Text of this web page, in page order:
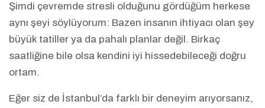
Şimdi çevremde stresli olduğunu gördüğüm herkese
aynı şeyi söylüyorum: Bazen insanın ihtiyacı olan şey
büyük tatiller ya da pahalı planlar değil. Birkaç
saatliğine bile olsa kendini iyi hissedebileceği doğru
ortam.
Eğer siz de İstanbul’da farklı bir deneyim arıyorsanız,